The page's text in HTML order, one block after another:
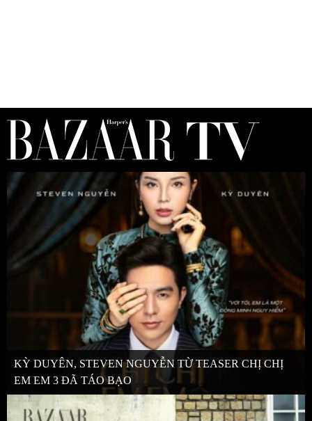
KỲ DUYÊN, STEVEN NGUYỄN TỪ TEASER CHỊ CHỊ
EM EM 3 ĐÃ TÁO BẠO